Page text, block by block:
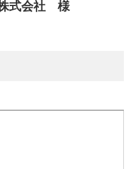
式会社 様